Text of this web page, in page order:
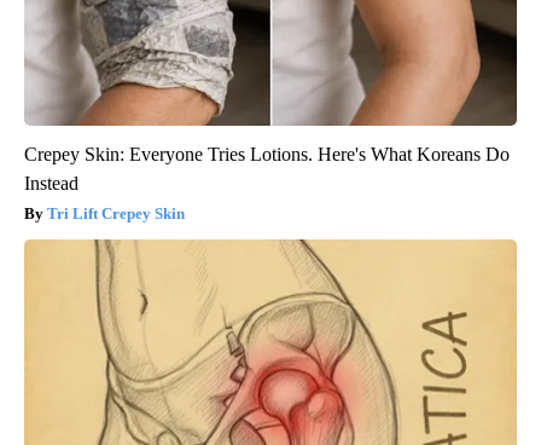
Crepey Skin: Everyone Tries Lotions. Here's What Koreans Do
Instead
Tri Lift Crepey Skin